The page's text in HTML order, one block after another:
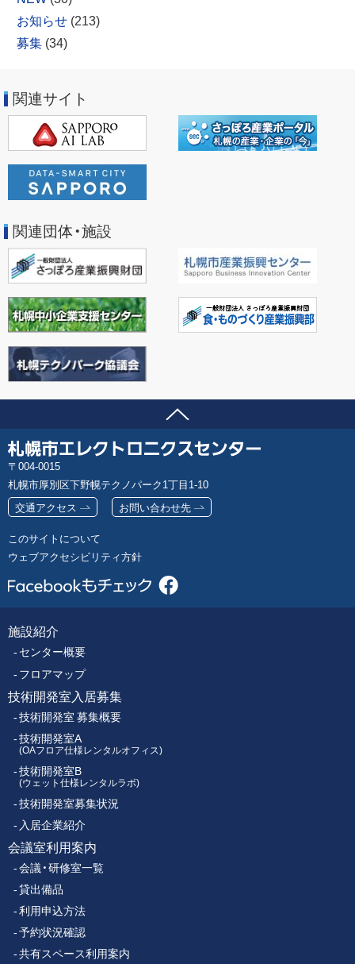
お知らせ (213)
募集 (34)
関連サイト
関連団体・施設
ページの先頭へ
問い合わせ先
郵
便
番
号
004-0015
札幌市厚別区下野幌テクノパーク1丁目1-10
交通アクセス
お問い合わせ先
このサイトについて
ウェブアクセシビリティ方針
フ
ッ
タ
ー
メ
ニ
ュ
ー
施設紹介
センター概要
フロアマップ
技術開発室入居募集
技術開発室 募集概要
技術開発室A
(OAフロア仕様レンタルオフィス)
技術開発室B
(ウェット仕様レンタルラボ)
技術開発室募集状況
入居企業紹介
会議室利用案内
会議・研修室一覧
貸出備品
利用申込方法
予約状況確認
共有スペース利用案内